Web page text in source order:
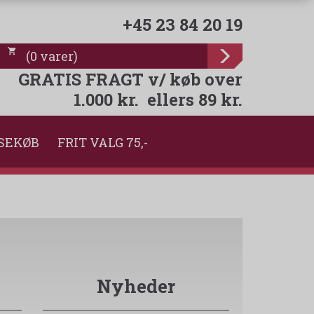
+45 23 84 20 19
(0 varer)
GRATIS FRAGT v/ køb over
1.000 kr. ellers 89 kr.
FRIT VALG 75,-
Nyheder